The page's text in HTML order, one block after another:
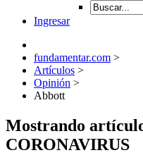
Ingresar
fundamentar.com >
Artículos >
Opinión >
Abbott
Mostrando
CORONAVIRUS